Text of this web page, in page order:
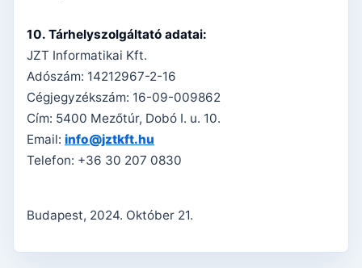
10. Tárhelyszolgáltató adatai:
JZT Informatikai Kft.
Adószám: 14212967-2-16
Cégjegyzékszám: 16-09-009862
Cím: 5400 Mezőtúr, Dobó I. u. 10.
Email: info@jztkft.hu
Telefon: +36 30 207 0830
Budapest, 2024. Október 21.